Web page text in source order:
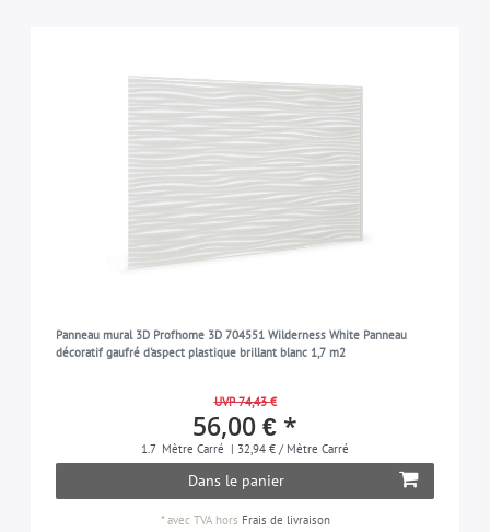
Panneau mural 3D Profhome 3D 704551 Wilderness White Panneau
décoratif gaufré d'aspect plastique brillant blanc 1,7 m2
UVP 74,43 €
56,00 € *
1.7 Mètre Carré | 32,94 € / Mètre Carré
Dans le panier
*avec TVAhors Frais de livraison